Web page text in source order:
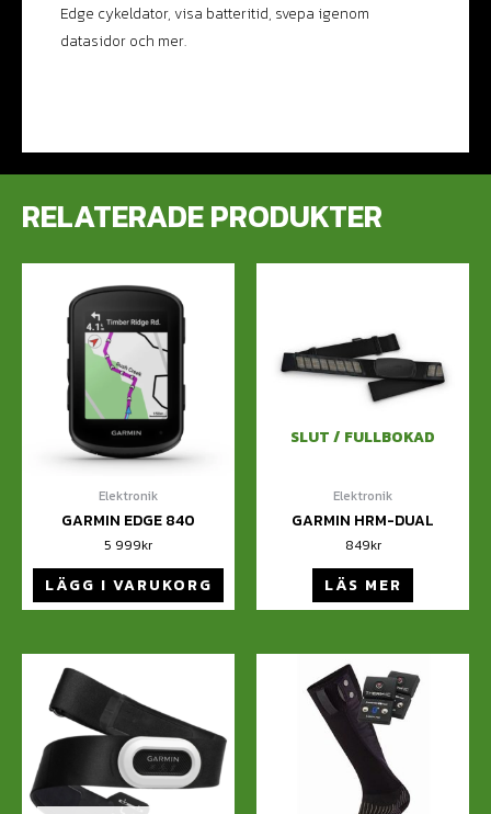
Edge cykeldator, visa batteritid, svepa igenom
datasidor och mer.
RELATERADE PRODUKTER
Elektronik
GARMIN EDGE 840
5 999kr
LÄGG I VARUKORG
SLUT / FULLBOKAD
Elektronik
GARMIN HRM-DUAL
849kr
LÄS MER